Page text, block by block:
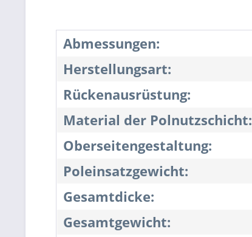
Abmessungen:
Herstellungsart:
Rückenausrüstung:
Material der Polnutzschicht:
Oberseitengestaltung:
Poleinsatzgewicht:
Gesamtdicke:
Gesamtgewicht: